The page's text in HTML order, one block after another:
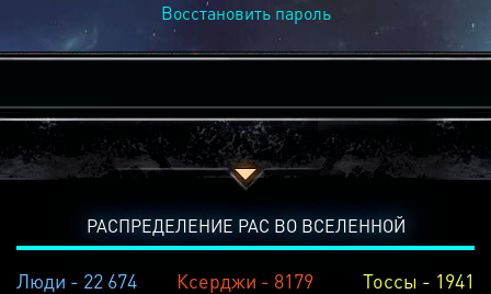
Восстановить пароль
РАСПРЕДЕЛЕНИЕ РАС ВО ВСЕЛЕННОЙ
Люди - 22 674 Ксерджи - 8179 Тоссы - 1941